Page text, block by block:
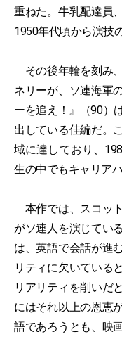
重ねた。牛乳配達員
1950年代頃から演技
その後年輪を刻み
ネリーが、ソ連海軍
ーを追え！』（90）
出している佳編だ。
域に達しており、
生の中でもキャリア
本作では、スコッ
がソ連人を演じてい
は、英語で会話が進
リティに欠いている
リアリティを削いだ
にはそれ以上の恩恵
語であろうとも、映